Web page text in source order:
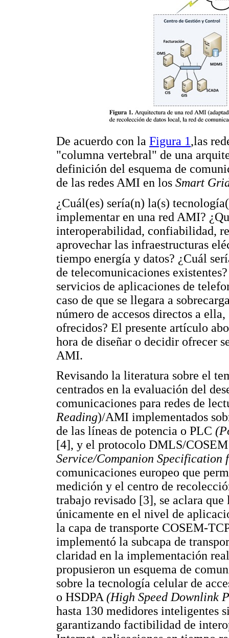
De acuerdo con la Figura 1,las
"columna vertebral" de una
definición del esquema de
de las redes AMI en los Smart
¿Cuál(es) sería(n) la(s)
implementar en una red AMI?
interoperabilidad, confiabilidad,
aprovechar las infraestructuras
tiempo energía y datos? ¿Cuál
de telecomunicaciones
servicios de aplicaciones de
caso de que se llegara a
número de accesos directos a
ofrecidos? El presente artículo
hora de diseñar o decidir ofrecer
AMI.
Revisando la literatura sobre el
centrados en la evaluación del
comunicaciones para redes de
Reading)/AMI implementados
de las líneas de potencia o PLC
[4], y el protocolo DMLS/
Service/Companion Specification
comunicaciones europeo que
medición y el centro de
trabajo revisado [3], se aclara
únicamente en el nivel de
la capa de transporte COSEM-
implementó la subcapa de
claridad en la implementación
propusieron un esquema de
sobre la tecnología celular de
o HSDPA(High Speed Downlink
hasta 130 medidores inteligentes
garantizando factibilidad de